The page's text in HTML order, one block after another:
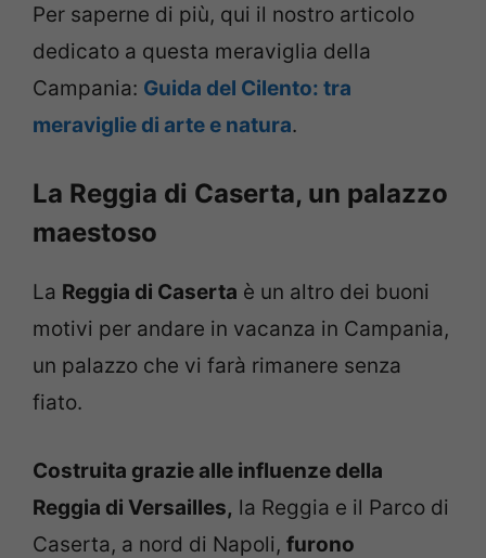
Per saperne di più, qui il nostro articolo
dedicato a questa meraviglia della
Campania: Guida del Cilento: tra
meraviglie di arte e natura.
La Reggia di Caserta, un palazzo
maestoso
La Reggia di Caserta è un altro dei buoni
motivi per andare in vacanza in Campania,
un palazzo che vi farà rimanere senza
fiato.
Costruita grazie alle influenze della
Reggia di Versailles, la Reggia e il Parco di
Caserta, a nord di Napoli, furono